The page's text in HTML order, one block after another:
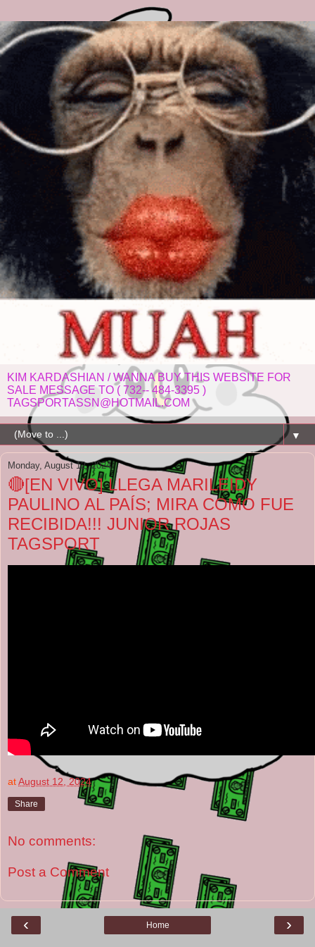
KIM KARDASHIAN / WANNA BUY THIS WEBSITE FOR
SALE MESSAGE TO ( 732-- 484-3395 )
TAGSPORTASSN@HOTMAIL.COM
▼
Monday, August 12, 2024
🔴[EN VIVO] LLEGA MARILEIDY
PAULINO AL PAÍS; MIRA COMO FUE
RECIBIDA!!! JUNIOR ROJAS
TAGSPORT
atAugust 12, 2024
Share
No comments:
Post a Comment
‹ ›
Home